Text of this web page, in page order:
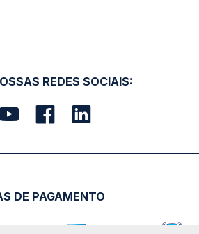
REDES SOCIAIS:
DE PAGAMENTO